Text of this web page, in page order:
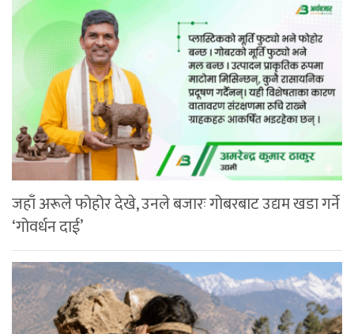
जहाँ अरूले फोहोर देखे, उनले बजारः गोबरबाट उद्यम खडा गर्ने
‘गोवर्धन दाई’